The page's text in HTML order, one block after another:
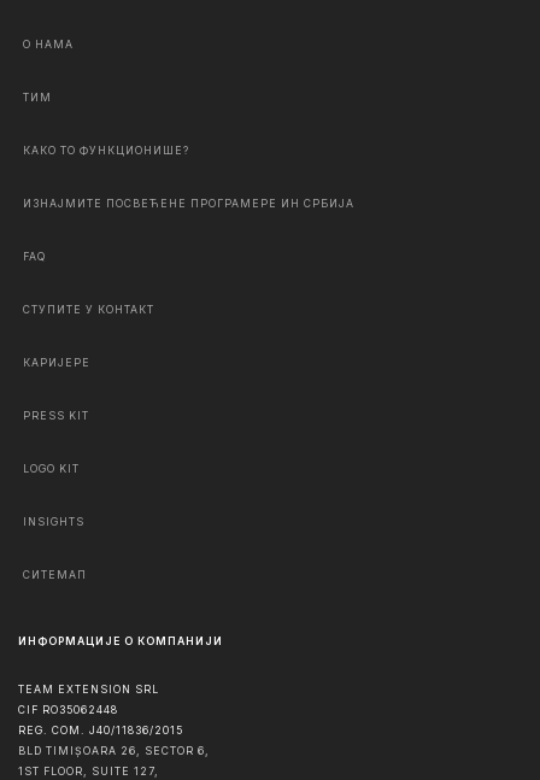
О НАМА
ТИМ
КАКО ТО ФУНКЦИОНИШЕ?
ИЗНАЈМИТЕ ПОСВЕЋЕНЕ ПРОГРАМЕРЕ ИН СРБИЈА
FAQ
СТУПИТЕ У КОНТАКТ
КАРИЈЕРЕ
PRESS KIT
LOGO KIT
INSIGHTS
СИТЕМАП
ИНФОРМАЦИЈЕ О КОМПАНИЈИ
TEAM EXTENSION SRL
CIF RO35062448
REG. COM. J40/11836/2015
BLD TIMIȘOARA 26, SECTOR 6,
1ST FLOOR, SUITE 127,